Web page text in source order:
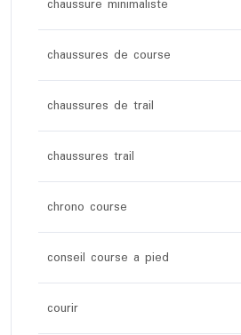
chaussure minimaliste
chaussures de course
chaussures de trail
chaussures trail
chrono course
conseil course a pied
courir